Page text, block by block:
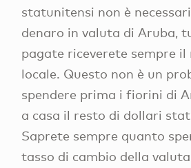
statunitensi non è
denaro in valuta di Aruba,
pagate riceverete sempre
locale. Questo non è un
spendere prima i fiorini di
a casa il resto di dollari
Saprete sempre quanto
tasso di cambio della